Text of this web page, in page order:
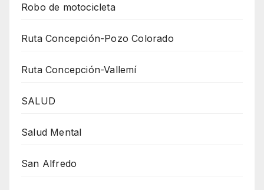
Robo de motocicleta
Ruta Concepción-Pozo Colorado
Ruta Concepción-Vallemí
SALUD
Salud Mental
San Alfredo